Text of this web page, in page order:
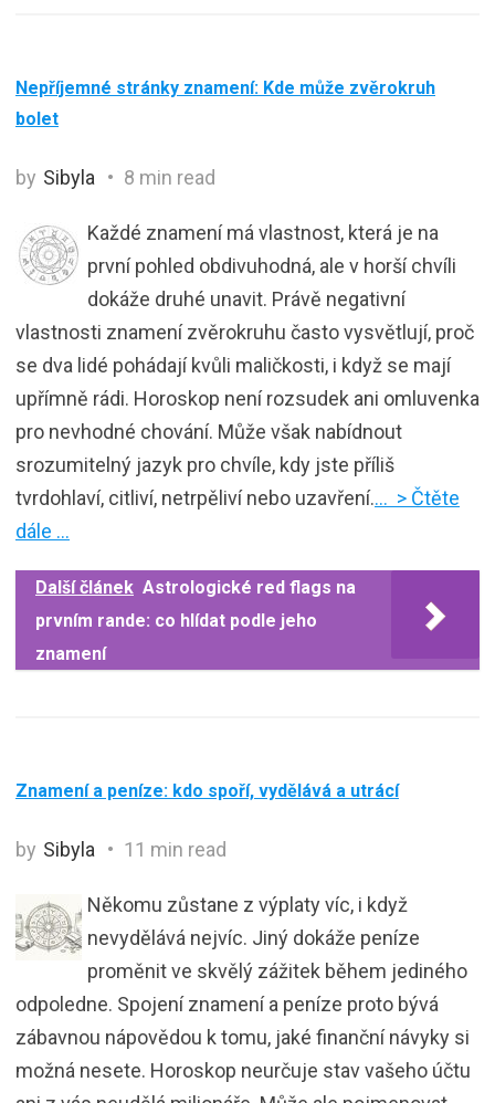
Nepříjemné stránky znamení: Kde může zvěrokruh
bolet
by Sibyla 8 min read
Každé znamení má vlastnost, která je na
první pohled obdivuhodná, ale v horší chvíli
dokáže druhé unavit. Právě negativní
vlastnosti znamení zvěrokruhu často vysvětlují, proč
se dva lidé pohádají kvůli maličkosti, i když se mají
upřímně rádi. Horoskop není rozsudek ani omluvenka
pro nevhodné chování. Může však nabídnout
srozumitelný jazyk pro chvíle, kdy jste příliš
tvrdohlaví, citliví, netrpěliví nebo uzavření.… > Čtěte
dále …
Další článek Astrologické red flags na
prvním rande: co hlídat podle jeho
znamení
Znamení a peníze: kdo spoří, vydělává a utrácí
by Sibyla 11 min read
Někomu zůstane z výplaty víc, i když
nevydělává nejvíc. Jiný dokáže peníze
proměnit ve skvělý zážitek během jediného
odpoledne. Spojení znamení a peníze proto bývá
zábavnou nápovědou k tomu, jaké finanční návyky si
možná nesete. Horoskop neurčuje stav vašeho účtu